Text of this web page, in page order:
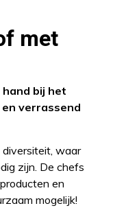
met
hand bij het
verrassend
diversiteit, waar
zijn. De chefs
en
mogelijk!